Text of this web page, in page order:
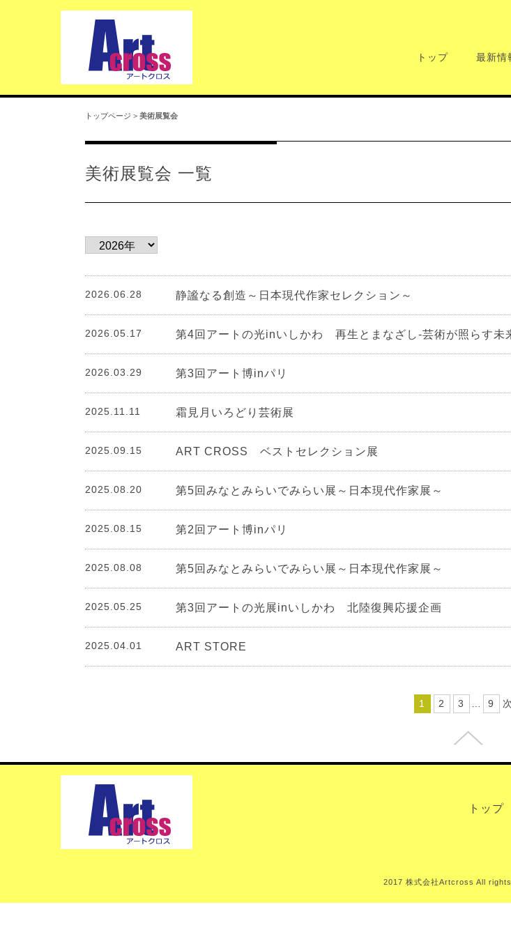
トップ 最新情
トップページ > 美術展覧会
美術展覧会 一覧
2026.06.28 静謐なる創造～日本現代作家セレクション～
2026.05.17 第4回アートの光inいしかわ 再生とまなざし-芸術が照らす未
2026.03.29 第3回アート博inパリ
2025.11.11 霜見月いろどり芸術展
2025.09.15 ART CROSS ベストセレクション展
2025.08.20 第5回みなとみらいでみらい展～日本現代作家展～
2025.08.15 第2回アート博inパリ
2025.08.08 第5回みなとみらいでみらい展～日本現代作家展～
2025.05.25 第3回アートの光展inいしかわ 北陸復興応援企画
2025.04.01 ART STORE
1 2 3 9
トップ
2017 株式会社Artcross All